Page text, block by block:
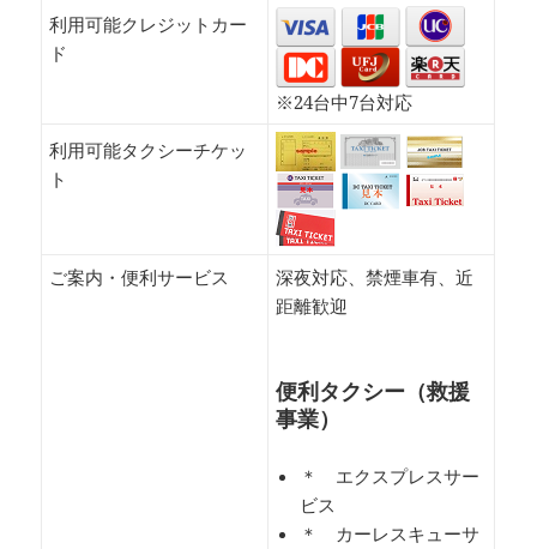
利用可能クレジットカー
ド
※24台中7台対応
利用可能タクシーチケッ
ト
ご案内・便利サービス
深夜対応、禁煙車有、近
距離歓迎
便利タクシー（救援
事業）
＊ エクスプレスサー
ビス
＊ カーレスキューサ